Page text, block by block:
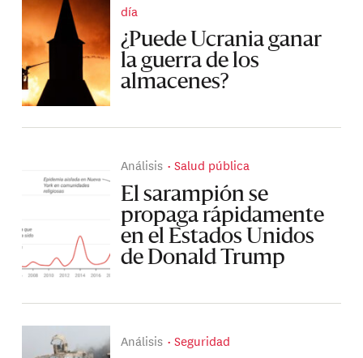
día
¿Puede Ucrania ganar
la guerra de los
almacenes?
Análisis Salud pública
El sarampión se
propaga rápidamente
en el Estados Unidos
de Donald Trump
Análisis Seguridad